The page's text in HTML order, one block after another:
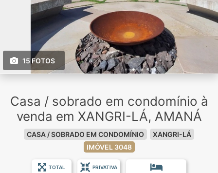
15 FOTOS
Casa / sobrado em condomínio à
venda em XANGRI-LÁ, AMANÁ
CASA / SOBRADO EM CONDOMÍNIO
XANGRI-LÁ
IMÓVEL 3048
TOTAL PRIVATIVA